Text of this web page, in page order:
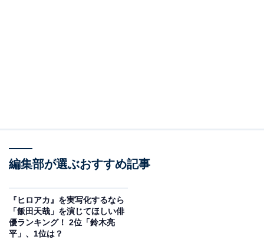
作品への出演も豊富で、再現度の高さに定評がありま
す。
編集部が選ぶおすすめ記事
『ヒロアカ』を実写化するなら
「飯田天哉」を演じてほしい俳
優ランキング！ 2位「鈴木亮
平」、1位は？